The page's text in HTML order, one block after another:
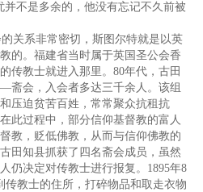
并不是多余的，他没有忘记不久前被
关系非常密切，斯图尔特就是以英
的。福建省当时属于英国圣公会香
传教士就进入那里。80年代，古田
会，入会者多达三千余人。该组
压迫贫苦百姓，常常聚众抗租抗
此过程中，部分信仰基督教的富人
教，贬低佛教，从而与信仰佛教的
田知县抓获了四名斋会成员，虽然
仍决定对传教士进行报复。1895年8
传教士的住所，打碎物品和取走衣物